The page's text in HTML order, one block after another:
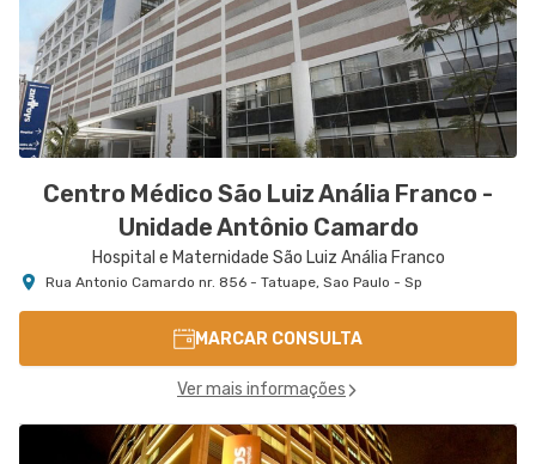
Centro Médico São Luiz Anália Franco -
Unidade Antônio Camardo
Hospital e Maternidade São Luiz Anália Franco
Rua Antonio Camardo nr. 856 - Tatuape, Sao Paulo - Sp
MARCAR CONSULTA
Ver mais informações